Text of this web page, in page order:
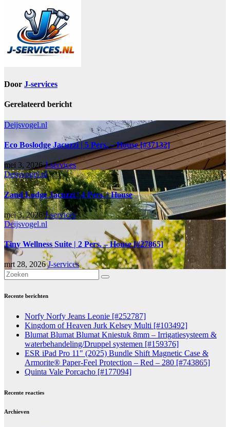
Door J-services
Gerelateerd bericht
Deijsvogel.nl
Eco Boslodge Jacuzzi | 5 Pers. – House [#37132]
mei 3, 2026J-services
Deijsvogel.nl
Zand Lodge Jacuzzi | 4 Pers. | House
mei 3, 2026J-services
Deijsvogel.nl
Tiny Wellness Suite | 2 Pers. – House [#27865]
mrt 28, 2026J-services
Recente berichten
Norfy Norfy Jeans Leonie [#252787]
Kingdom of Heaven Jurk Kelsey Multi [#103492]
Blumat Blumat Blumat Kniestuk 8mm – Irrigatiesysteem &
waterbehandeling/Druppel systemen [#159376]
ESR iPad Pro 11" (2025) Bundle Shift Magnetic Case &
Armorite® Paper-Feel Protection – Red – 280 [#743865]
Quinta Vale Porcacho [#177094]
Recente reacties
Archieven